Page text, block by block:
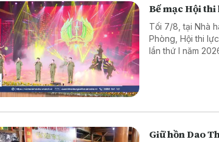
Bế mạc Hội
Tối 7/8, tại Nhà
Phòng, Hội thi
lần thứ I năm
Giữ hồn Dao